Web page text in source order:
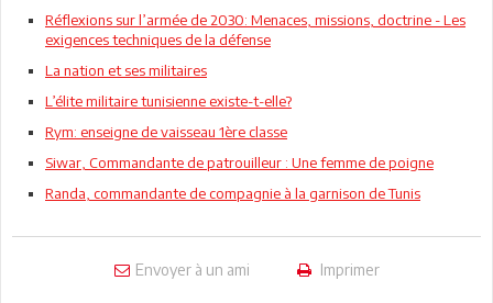
Réflexions sur l’armée de 2030: Menaces, missions, doctrine - Les
exigences techniques de la défense
La nation et ses militaires
L’élite militaire tunisienne existe-t-elle?
Rym: enseigne de vaisseau 1ère classe
Siwar, Commandante de patrouilleur : Une femme de poigne
Randa, commandante de compagnie à la garnison de Tunis
Envoyer à un ami Imprimer